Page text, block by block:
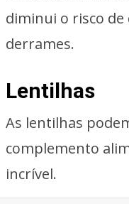
diminui o risco de
derrames.
Lentilhas
As lentilhas
complemento
incrível.